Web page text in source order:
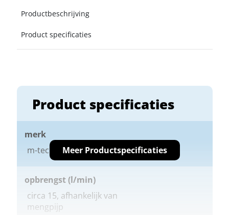
Product specificaties
merk
m-tec
opbrengst (l/min)
circa 15, afhankelijk van
mengpijp
Meer Productspecificaties
Productbeschrijving
Product specificaties